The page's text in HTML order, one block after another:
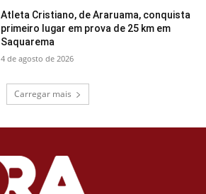
Atleta Cristiano, de Araruama, conquista
primeiro lugar em prova de 25 km em
Saquarema
4 de agosto de 2026
Carregar mais